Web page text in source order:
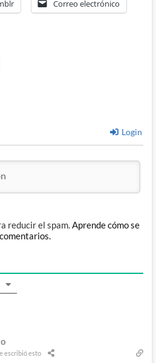
Correo electrónico
Login
reducir el spam. Aprende cómo se
escribió esto